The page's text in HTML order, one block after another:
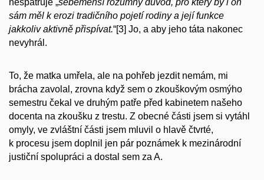
sám měl k erozi tradičního pojetí rodiny a její funkce
jakkoliv aktivně přispívat.“[3] Jo, a aby jeho táta nakonec
nevyhrál.
To, že matka umřela, ale na pohřeb jezdit nemám, mi
brácha zavolal, zrovna když sem o zkouškovým osmýho
semestru čekal ve druhým patře před kabinetem našeho
docenta na zkoušku z trestu. Z obecné části jsem si vytáhl
omyly, ve zvláštní části jsem mluvil o hlavě čtvrté,
k procesu jsem doplnil jen pár poznámek k mezinárodní
justiční spolupráci a dostal sem za A.